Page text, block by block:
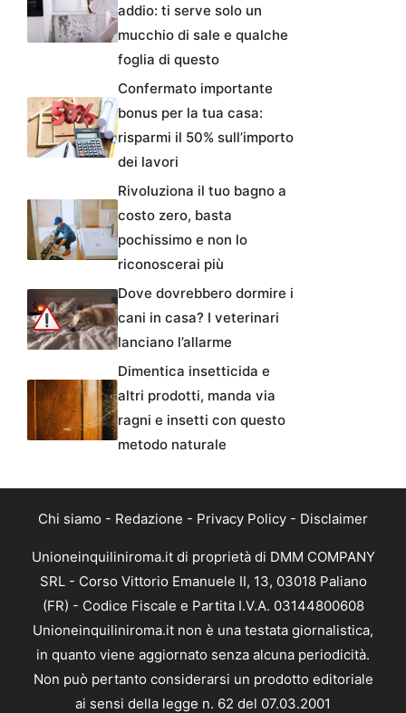
addio: ti serve solo un
mucchio di sale e qualche
foglia di questo
Confermato importante
bonus per la tua casa:
risparmi il 50% sull’importo
dei lavori
Rivoluziona il tuo bagno a
costo zero, basta
pochissimo e non lo
riconoscerai più
Dove dovrebbero dormire i
cani in casa? I veterinari
lanciano l’allarme
Dimentica insetticida e
altri prodotti, manda via
ragni e insetti con questo
metodo naturale
Chi siamo - Redazione - Privacy Policy - Disclaimer
Unioneinquiliniroma.it di proprietà di DMM COMPANY
SRL - Corso Vittorio Emanuele II, 13, 03018 Paliano
(FR) - Codice Fiscale e Partita I.V.A. 03144800608
Unioneinquiliniroma.it non è una testata giornalistica,
in quanto viene aggiornato senza alcuna periodicità.
Non può pertanto considerarsi un prodotto editoriale
ai sensi della legge n. 62 del 07.03.2001